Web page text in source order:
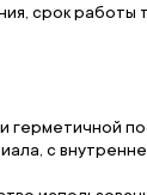
срок работы
с